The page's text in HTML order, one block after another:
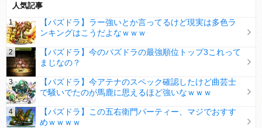
人気記事
【パズドラ】ラー強いとか言ってるけど現実は多色ラ
ンキングはこうだよなｗｗｗ
【パズドラ】今のパズドラの最強順位トップ3これって
まじなの？
【パズドラ】今アテナのスペック確認したけど曲芸士
で騒いでたのが馬鹿に思えるほど強いなｗｗｗ
【パズドラ】この五右衛門パーティー、マジでおすす
めｗｗｗｗ